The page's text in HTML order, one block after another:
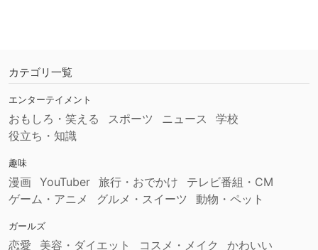
カテゴリ一覧
エンターテイメント
おもしろ・笑える スポーツ ニュース
学校
役立ち・知識
趣味
漫画 YouTuber 旅行・おでかけ
テレビ番組・CM
ゲーム・アニメ
グルメ・スイーツ 動物・ペット
ガールズ
恋愛 美容・ダイエット コスメ・メイク かわいい